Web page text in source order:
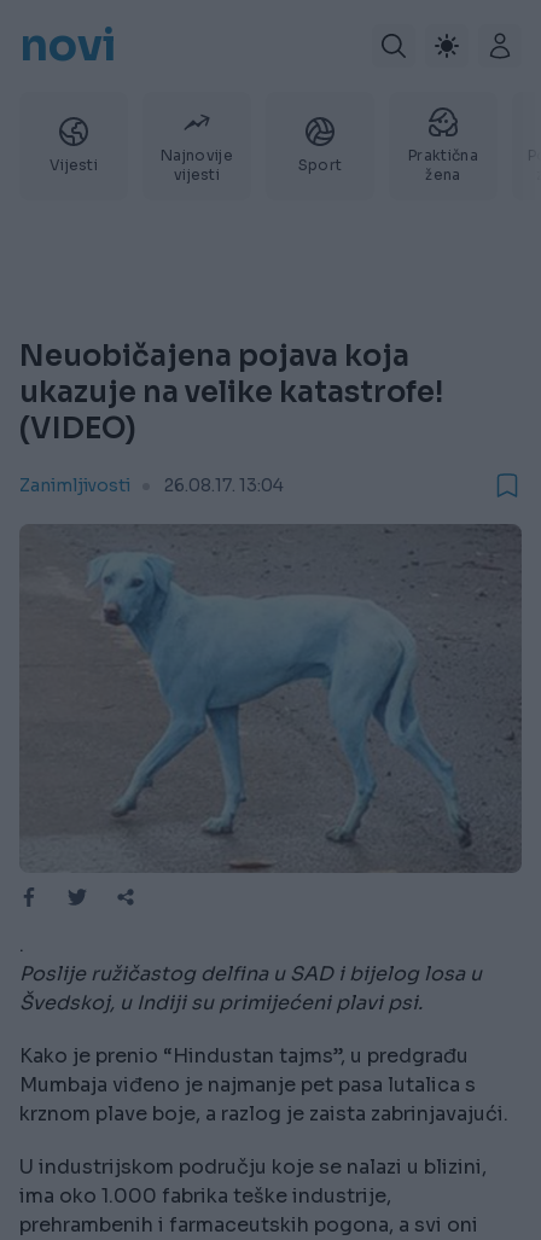
novi
Vijesti
Najnovije
vijesti
Sport
Praktična
žena
Neuobičajena pojava koja
ukazuje na velike katastrofe!
(VIDEO)
Zanimljivosti 26.08.17. 13:04
.
Poslije ružičastog delfina u SAD i bijelog losa u
Švedskoj, u Indiji su primijećeni plavi psi.
Kako je prenio “Hindustan tajms”, u predgrađu
Mumbaja viđeno je najmanje pet pasa lutalica s
krznom plave boje, a razlog je zaista zabrinjavajući.
U industrijskom području koje se nalazi u blizini,
ima oko 1.000 fabrika teške industrije,
prehrambenih i farmaceutskih pogona, a svi oni